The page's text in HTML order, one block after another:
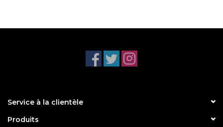
Service à la clientèle
Produits